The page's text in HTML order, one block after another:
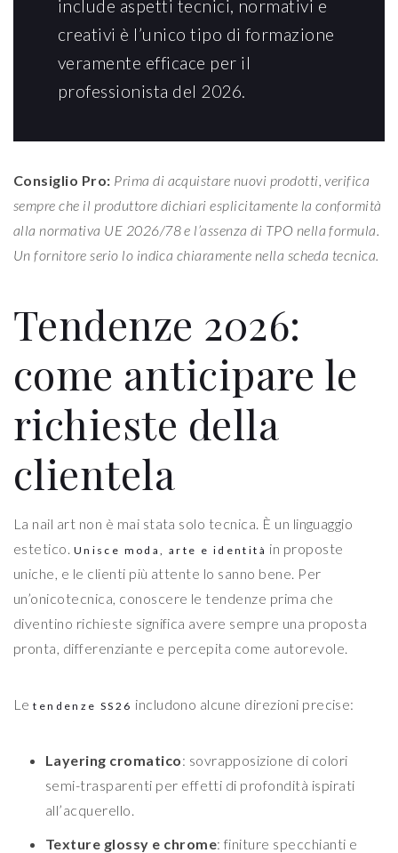
include aspetti tecnici, normativi e
creativi è l’unico tipo di formazione
veramente efficace per il
professionista del 2026.
Consiglio Pro: Prima di acquistare nuovi prodotti, verifica
sempre che il produttore dichiari esplicitamente la conformità
alla normativa UE 2026/78 e l’assenza di TPO nella formula.
Un fornitore serio lo indica chiaramente nella scheda tecnica.
Tendenze 2026:
come anticipare le
richieste della
clientela
La nail art non è mai stata solo tecnica. È un linguaggio
estetico. Unisce moda, arte e identità in proposte
uniche, e le clienti più attente lo sanno bene. Per
un’onicotecnica, conoscere le tendenze prima che
diventino richieste significa avere sempre una proposta
pronta, differenziante e percepita come autorevole.
Letendenze SS26 includono alcune direzioni precise:
Layering cromatico: sovrapposizione di colori
semi-trasparenti per effetti di profondità ispirati
all’acquerello.
Texture glossy e chrome: finiture specchianti e